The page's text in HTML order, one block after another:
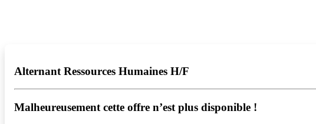
Alternant Ressources Humaines H/F
Malheureusement cette offre n’est plus disponible !️